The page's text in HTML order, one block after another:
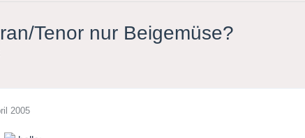
Tenor nur Beigemüse?
2005